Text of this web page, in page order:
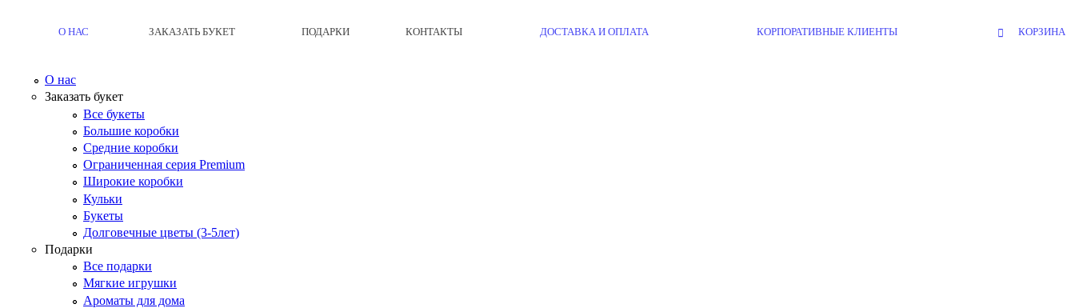
О НАС ЗАКАЗАТЬ БУКЕТ ПОДАРКИ КОНТАКТЫ ДОСТАВКА И ОПЛАТА КОРПОРАТИВНЫЕ КЛИЕНТЫ КОРЗИНА
О нас
Заказать букет
Все букеты
Большие коробки
Средние коробки
Ограниченная серия Premium
Широкие коробки
Кульки
Букеты
Долговечные цветы (3-5лет)
Подарки
Все подарки
Мягкие игрушки
Ароматы для дома